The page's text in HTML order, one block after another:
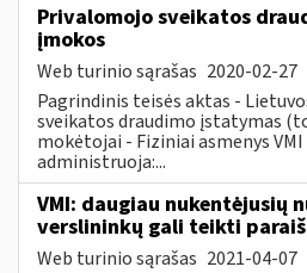
Privalomojo sveikatos
įmokos
Web turinio sąrašas 2020-02-27
Pagrindinis teisės aktas -
sveikatos draudimo įstatymas
mokėtojai - Fiziniai asmenys VMI
administruoja:...
VMI: daugiau nukentėjusių
verslininkų gali teikti
Web turinio sąrašas 2021-04-07